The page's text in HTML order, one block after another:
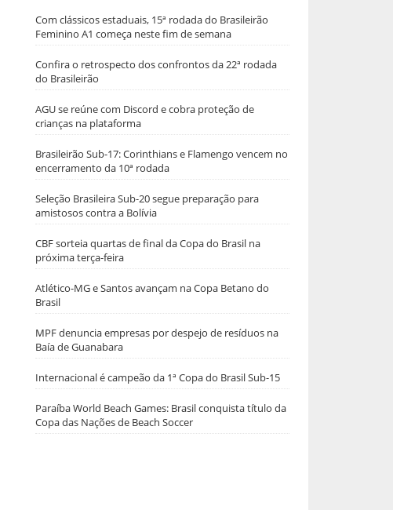
Com clássicos estaduais, 15ª rodada do Brasileirão
Feminino A1 começa neste fim de semana
Confira o retrospecto dos confrontos da 22ª rodada
do Brasileirão
AGU se reúne com Discord e cobra proteção de
crianças na plataforma
Brasileirão Sub-17: Corinthians e Flamengo vencem no
encerramento da 10ª rodada
Seleção Brasileira Sub-20 segue preparação para
amistosos contra a Bolívia
CBF sorteia quartas de final da Copa do Brasil na
próxima terça-feira
Atlético-MG e Santos avançam na Copa Betano do
Brasil
MPF denuncia empresas por despejo de resíduos na
Baía de Guanabara
Internacional é campeão da 1ª Copa do Brasil Sub-15
Paraíba World Beach Games: Brasil conquista título da
Copa das Nações de Beach Soccer